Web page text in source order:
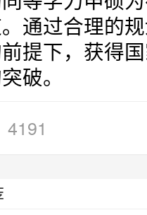
通过合理的
提下，获得
破。
4191